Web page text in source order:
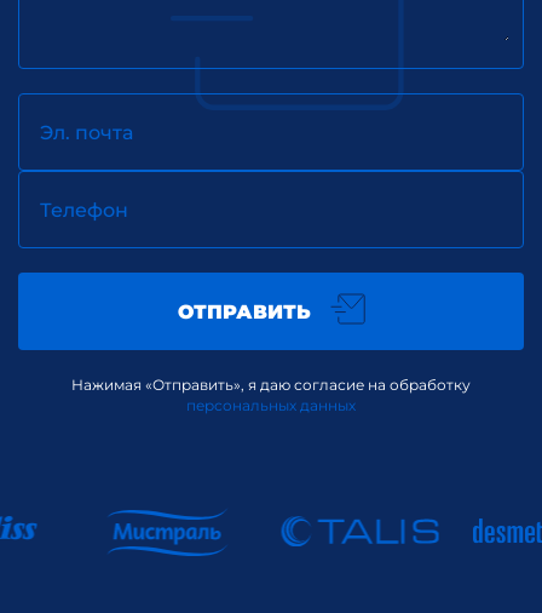
Эл. почта
Телефон
ОТПРАВИТЬ
Нажимая «Отправить», я даю согласие на обработку
персональных данных